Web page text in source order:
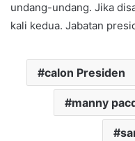
undang-undang. Jika
kali kedua. Jabatan
calon Presiden
manny